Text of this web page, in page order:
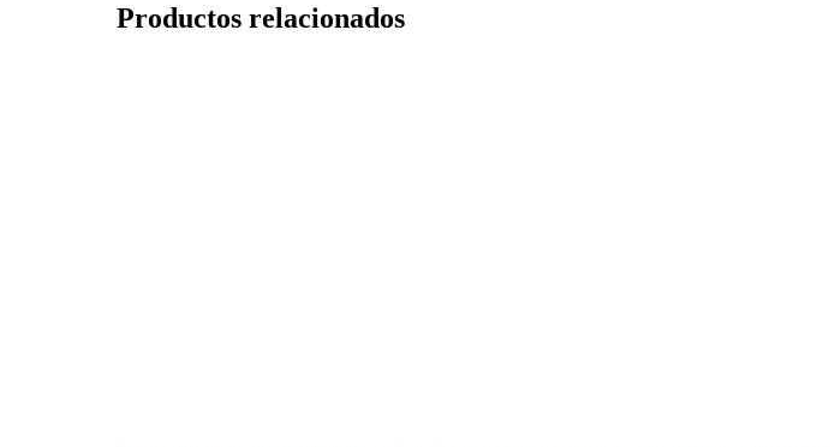
Productos relacionados